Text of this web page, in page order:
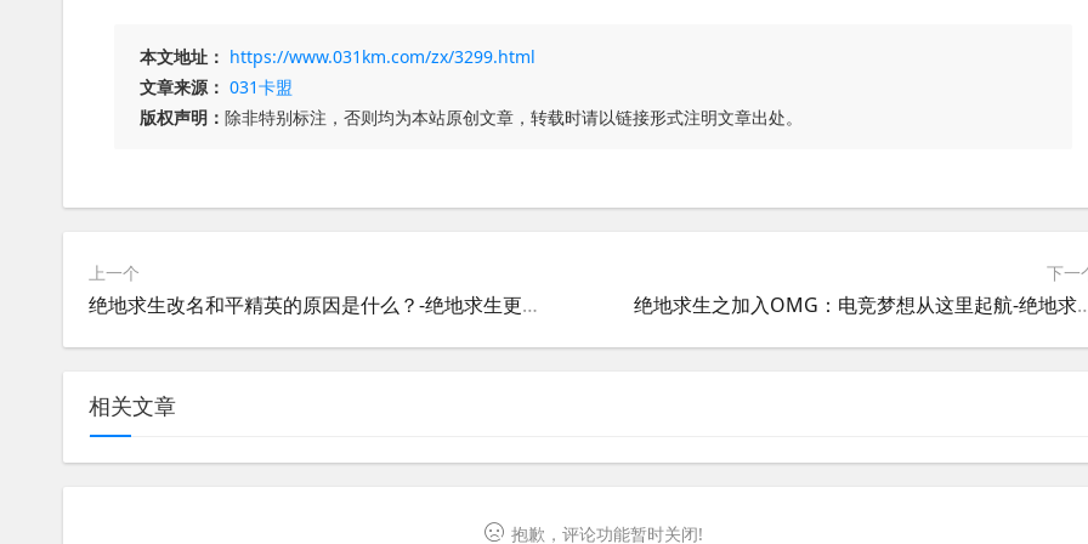
本文地址： https://www.031km.com/zx/3299.html
文章来源： 031卡盟
版权声明： 除非特别标注，否则均为本站原创文章，转载时请以链接形式注明文章出处。
上一个
绝地求生改名和平精英的原因是什么？-绝地求生更名为和平精英的背后原因分析
下一
绝地求生之加入OMG：电竞梦想从这
相关文章
抱歉，评论功能暂时关闭!